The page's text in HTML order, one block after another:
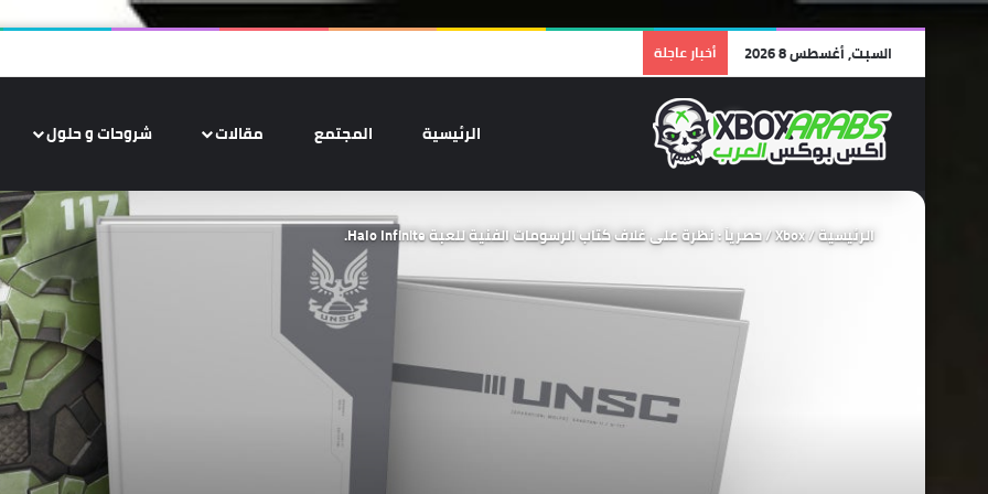
السبت, أغسطس 8 2026 أخبار عاجلة
الرئيسية المجتمع مقالات شروحات و حلول
الرئيسية/
Xbox
/حصرياً : نظرة على غلاف كتاب الرسومات الفنية للعبة Halo Infinite.